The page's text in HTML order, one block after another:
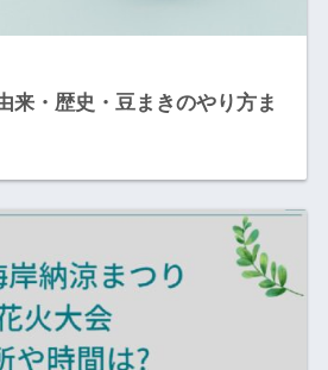
来・歴史・豆まきのやり方ま